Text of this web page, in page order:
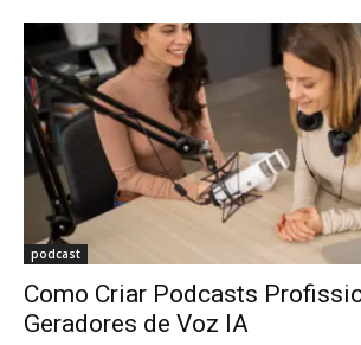
podcast
Como Criar Podcasts
Geradores de Voz IA